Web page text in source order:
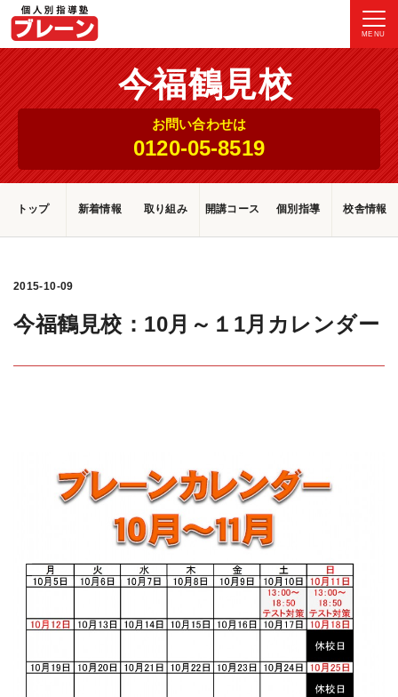
MENU
今福鶴見校
お問い合わせは
0120-05-8519
トップ 新着情報 取り組み 開講コース 個別指導 校舎情報
2015-10-09
今福鶴見校：10月～１1月カレンダー